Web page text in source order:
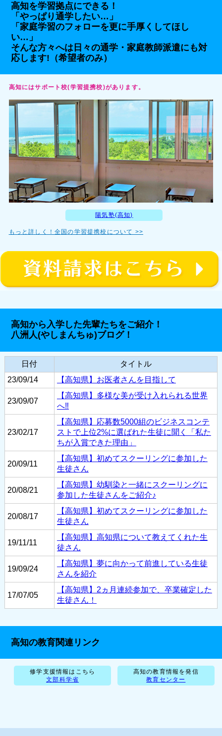
高知を学習拠点にできる！
「やっぱり通学したい…」
「家庭学習のフォローを更に手厚くしてほし
い…」
そんな方々へは日々の通学・家庭教師派遣にも対
応します!（希望者のみ）
高知にはサポート校(学習提携校)があります。
陽気塾(高知)
もっと詳しく！全国の学習提携校について >>
高知から入学した先輩たちをご紹介！
八洲人(やしまんちゅ)ブログ！
日付
タイトル
23/09/14
【高知県】お医者さんを目指して
23/09/07
【高知県】多様な美が受け入れられる世界
へ‼
23/02/17
【高知県】応募数5000組のビジネスコンテ
ストで上位2%に選ばれた生徒に聞く「私た
ちが入賞できた理由」
20/09/11
【高知県】初めてスクーリングに参加した
生徒さん
20/08/21
【高知県】幼馴染と一緒にスクーリングに
参加した生徒さんをご紹介♪
20/08/17
【高知県】初めてスクーリングに参加した
生徒さん
19/11/11
【高知県】高知県について教えてくれた生
徒さん
19/09/24
【高知県】夢に向かって前進している生徒
さんを紹介
17/07/05
【高知県】2ヵ月連続参加で、卒業確定した
生徒さん！
高知の教育関連リンク
修学支援情報はこちら
文部科学省
高知の教育情報を発信
教育センター